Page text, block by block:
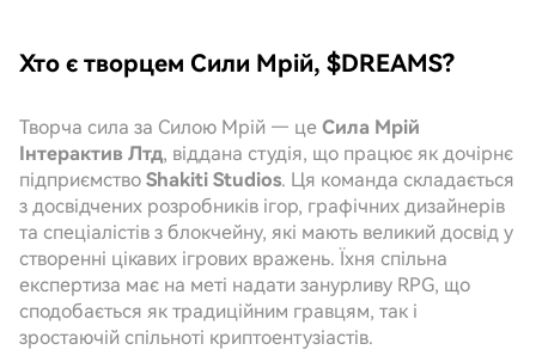
Хто є творцем Сили Мрій, $DREAMS?
Творча сила за Силою Мрій — це Сила Мрій
Інтерактив Лтд, віддана студія, що працює як дочірнє
підприємство Shakiti Studios. Ця команда складається
з досвідчених розробників ігор, графічних дизайнерів
та спеціалістів з блокчейну, які мають великий досвід у
створенні цікавих ігрових вражень. Їхня спільна
експертиза має на меті надати занурливу RPG, що
сподобається як традиційним гравцям, так і
зростаючій спільноті криптоентузіастів.